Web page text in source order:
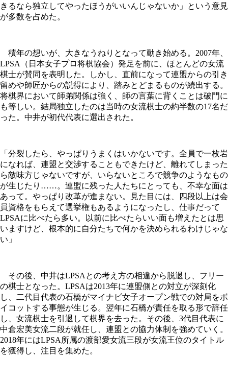
きるなら独立してやったほうがいいんじゃないか」という意見
が多数を占めた。
積年の想いが、大きなうねりとなって動き始める。2007年、
LPSA（日本女子プロ将棋協会）発足を前に、ほとんどの女流
棋士が賛同を表明した。しかし、直前になって連盟からの引き
留めや師匠からの説得により、踏みとどまるものが続出する。
将棋界において師弟関係は強く、師の言葉に背くことは破門に
も等しい。結局独立したのは当時の女流棋士の約半数の17名だ
った。中井が初代代表に選出された。
「分裂したら、やっぱりうまくはいかないです。全員で一枚岩
になれば、連盟と交渉することもできたけど、離れてしまった
ら敵味方じゃないですが、いらないところで競争のようなもの
が生じたり……。連盟に残った人たちにとっても、不幸な面は
あって。やっぱり改革が進まない。見た目には、四段以上は会
員資格をもらえて選挙権もあるようになったし、仕事だって
LPSAに比べたら多い。以前に比べたらいい面も増えたとは思
いますけど、根本的に自分たちで何かを決められるわけじゃな
い」
その後、中井はLPSAとの考え方の相違から脱退し、フリー
の棋士となった。LPSAは2013年に連盟側との対立が深刻化
し、二代目代表の石橋がマイナビ女子オープン戦での対局をボ
イコットする事態が生じる。翌年に石橋が責任を取る形で辞任
し、女流棋士を引退して棋界を去った。その後、3代目代表に
中倉宏美女流二段が就任し、連盟との協力体制を強めていく。
2018年にはLPSA所属の渡部愛女流三段が女流王位のタイトル
を獲得し、注目を集めた。